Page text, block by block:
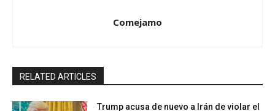
Comejamo
RELATED ARTICLES
Trump acusa de nuevo a Irán de violar el